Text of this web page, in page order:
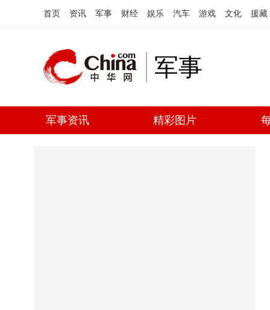
首页 资讯 军事 财经 娱乐 汽车 游戏 文化 援藏
军事
军事资讯 精彩图片